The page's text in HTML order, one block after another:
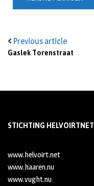
Previous article
Gaslek Torenstraat
STICHTING HELVOIRTNET
www.helvoirt.net
www.haaren.nu
www.vught.nu